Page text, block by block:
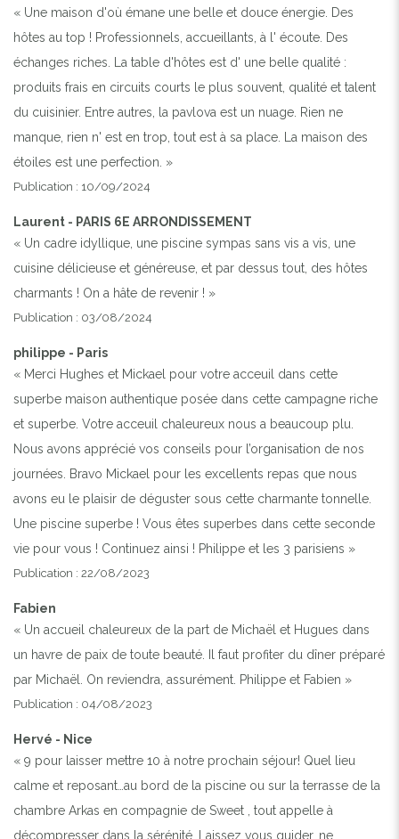
« Une maison d'où émane une belle et douce énergie. Des
hôtes au top ! Professionnels, accueillants, à l' écoute. Des
échanges riches. La table d'hôtes est d' une belle qualité :
produits frais en circuits courts le plus souvent, qualité et talent
du cuisinier. Entre autres, la pavlova est un nuage. Rien ne
manque, rien n' est en trop, tout est à sa place. La maison des
étoiles est une perfection. »
Publication : 10/09/2024
Laurent - PARIS 6E ARRONDISSEMENT
« Un cadre idyllique, une piscine sympas sans vis a vis, une
cuisine délicieuse et généreuse, et par dessus tout, des hôtes
charmants ! On a hâte de revenir ! »
Publication : 03/08/2024
philippe - Paris
« Merci Hughes et Mickael pour votre acceuil dans cette
superbe maison authentique posée dans cette campagne riche
et superbe. Votre acceuil chaleureux nous a beaucoup plu.
Nous avons apprécié vos conseils pour l’organisation de nos
journées. Bravo Mickael pour les excellents repas que nous
avons eu le plaisir de déguster sous cette charmante tonnelle.
Une piscine superbe ! Vous êtes superbes dans cette seconde
vie pour vous ! Continuez ainsi ! Philippe et les 3 parisiens »
Publication : 22/08/2023
Fabien
« Un accueil chaleureux de la part de Michaël et Hugues dans
un havre de paix de toute beauté. Il faut profiter du dîner préparé
par Michaël. On reviendra, assurément. Philippe et Fabien »
Publication : 04/08/2023
Hervé - Nice
« 9 pour laisser mettre 10 à notre prochain séjour! Quel lieu
calme et reposant…au bord de la piscine ou sur la terrasse de la
chambre Arkas en compagnie de Sweet , tout appelle à
décompresser dans la sérénité. Laissez vous guider, ne